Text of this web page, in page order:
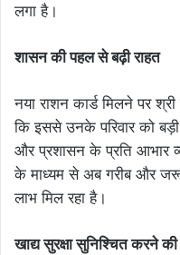
लगा है।
शासन की पहल से बढ़ी राहत
नया राशन कार्ड मिलने पर
कि इससे उनके परिवार को
और प्रशासन के प्रति आभार
के माध्यम से अब गरीब और
लाभ मिल रहा है।
खाद्य सुरक्षा सुनिश्चित करने